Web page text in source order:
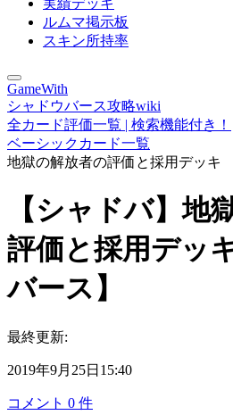
実績デッキ
ルムマ掲示板
スキン所持率
GameWith
シャドウバース攻略wiki
全カード評価一覧 | 検索機能付き！
ベーシックカード一覧
地獄の解放者の評価と採用デッキ
【シャドバ】地
評価と採用デッ
バース】
最終更新:
2019年9月25日15:40
コメント 0 件